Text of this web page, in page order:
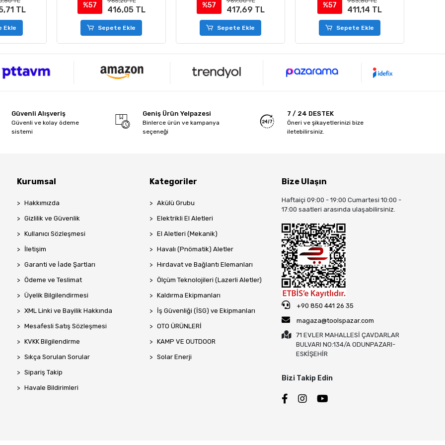
TL
Ekle
%57 417,69 TL
Sepete Ekle
%57 411,14 TL
Sepete Ekle
%57 404,59 TL
Sepete Ekle
Güvenli Alışveriş
Güvenli ve kolay ödeme
sistemi
Geniş Ürün Yelpazesi
Binlerce ürün ve kampanya
seçeneği
7 / 24 DESTEK
Öneri ve şikayetlerinizi bize
iletebilirsiniz.
Kurumsal
Hakkımızda
Gizlilik ve Güvenlik
Kullanıcı Sözleşmesi
İletişim
Garanti ve İade Şartları
Ödeme ve Teslimat
Üyelik Bilgilendirmesi
XML Linki ve Bayilik Hakkında
Mesafesli Satış Sözleşmesi
KVKK Bilgilendirme
Sıkça Sorulan Sorular
Sipariş Takip
Havale Bildirimleri
Kategoriler
Akülü Grubu
Elektrikli El Aletleri
El Aletleri (Mekanik)
Havalı (Pnömatik) Aletler
Hırdavat ve Bağlantı Elemanları
Ölçüm Teknolojileri (Lazerli Aletler)
Kaldırma Ekipmanları
İş Güvenliği (İSG) ve Ekipmanları
OTO ÜRÜNLERİ
KAMP VE OUTDOOR
Solar Enerji
Bize Ulaşın
Haftaiçi 09:00 - 19:00 Cumartesi 10:00 -
17:00 saatleri arasında ulaşabilirsiniz.
+90 850 441 26 35
magaza@toolspazar.com
71 EVLER MAHALLESİ ÇAVDARLAR
BULVARI NO:134/A ODUNPAZARI-
ESKİŞEHİR
Bizi Takip Edin